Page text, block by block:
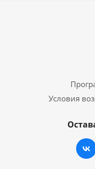
Условия